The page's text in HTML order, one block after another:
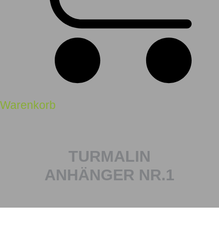
Warenkorb
TURMALIN
ANHÄNGER NR.1